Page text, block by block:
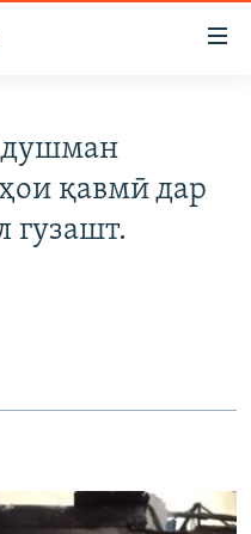
душман
қавмӣ дар
гузашт.